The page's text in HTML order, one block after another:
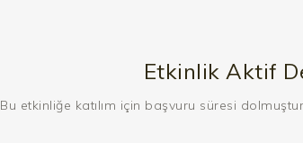
Etkinlik Aktif
Bu etkinliğe katılım için başvuru süresi